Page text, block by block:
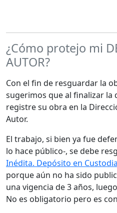
¿Cómo protejo mi
AUTOR?
Con el fin de resguardar la
sugerimos que al finalizar la
registre su obra en la
Autor.
El trabajo, si bien ya fue
lo hace público-, se debe
Inédita. Depósito en
porque aún no ha sido
una vigencia de 3 años,
No es obligatorio pero es